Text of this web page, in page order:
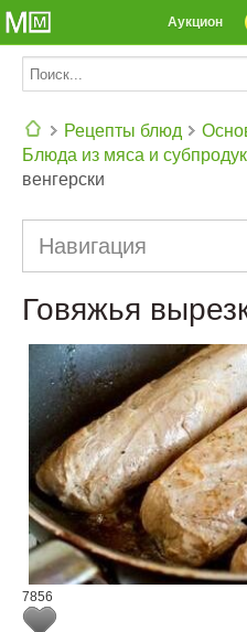
Аукцион
Рецепты блюд
Блюда из мяса и
венгерски
Навигация
Говяжья
7856